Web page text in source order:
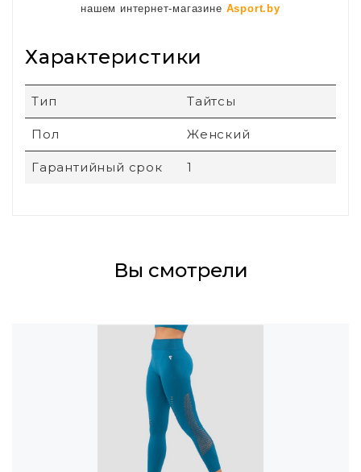
нашем интернет-магазине Asport.by
Характеристики
Тип Тайтсы
Пол Женский
Гарантийный срок 1
Вы смотрели